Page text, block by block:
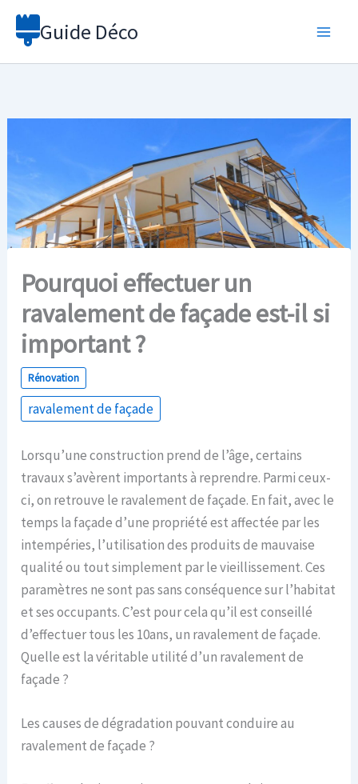
Aller
Guide Déco
Pourquoi effectuer un
ravalement de façade est-il si
important ?
Rénovation
ravalement de façade
Lorsqu’une construction prend de l’âge, certains
travaux s’avèrent importants à reprendre. Parmi ceux-
ci, on retrouve le ravalement de façade. En fait, avec le
temps la façade d’une propriété est affectée par les
intempéries, l’utilisation des produits de mauvaise
qualité ou tout simplement par le vieillissement. Ces
paramètres ne sont pas sans conséquence sur l’habitat
et ses occupants. C’est pour cela qu’il est conseillé
d’effectuer tous les 10ans, un ravalement de façade.
Quelle est la véritable utilité d’un ravalement de
façade ?
Les causes de dégradation pouvant conduire au
ravalement de façade ?